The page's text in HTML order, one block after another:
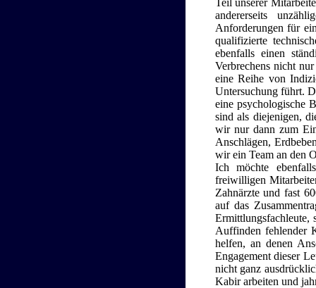
Teil unserer
andererseits
Anforderungen für
qualifizierte
ebenfalls einen
Verbrechens nicht
eine Reihe von
Untersuchung führt.
eine psychologische
sind als diejenigen,
wir nur dann zum
Anschlägen,
wir ein Team an den
Ich möchte
freiwilligen
Zahnärzte und fast
auf das
Ermittlungsfachleute,
Auffinden fehlender
helfen, an denen
Engagement dieser
nicht ganz
Kabir arbeiten und